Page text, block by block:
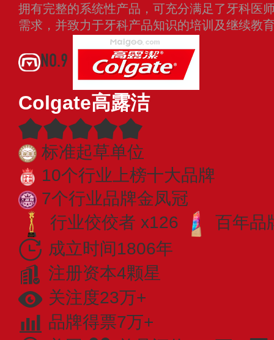
拥有完整的系统性产品，可充分满足了牙科医
需求，并致力于牙科产品知识的培训及继续教
NO.9
Colgate高露洁
标准起草单位
10个行业上榜十大品牌
7个行业品牌金凤冠
行业佼佼者 x126
百年品
成立时间1806年
注册资本4颗星
关注度23万+
品牌得票7万+